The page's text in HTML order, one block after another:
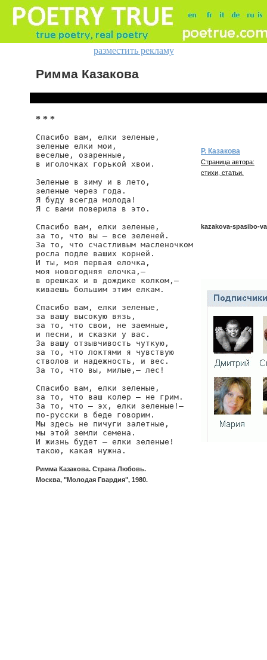
разместить рекламу
Римма Казакова
* * *
Спасибо вам, елки зеленые,
зеленые елки мои,
веселые, озаренные,
в иголочках горькой хвои.
Зеленые в зиму и в лето,
зеленые через года.
Я буду всегда молода!
Я с вами поверила в это.
Спасибо вам, елки зеленые,
за то, что вы — все зеленей.
За то, что счастливым масленочком
росла подле ваших корней.
И ты, моя первая елочка,
моя новогодняя елочка,—
в орешках и в дождике колком,—
киваешь большим этим елкам.
Спасибо вам, елки зеленые,
за вашу высокую вязь,
за то, что свои, не заемные,
и песни, и сказки у вас.
За вашу отзывчивость чуткую,
за то, что локтями я чувствую
стволов и надежность, и вес.
За то, что вы, милые,— лес!
Спасибо вам, елки зеленые,
за то, что ваш колер — не грим.
За то, что — эх, елки зеленые!—
по-русски в беде говорим.
Мы здесь не пичуги залетные,
мы этой земли семена.
И жизнь будет — елки зеленые!
такою, какая нужна.
Римма Казакова. Страна Любовь.
Москва, "Молодая Гвардия", 1980.
Р. Казакова
Страница автора:
стихи, статьи.
kazakova-spasibo-